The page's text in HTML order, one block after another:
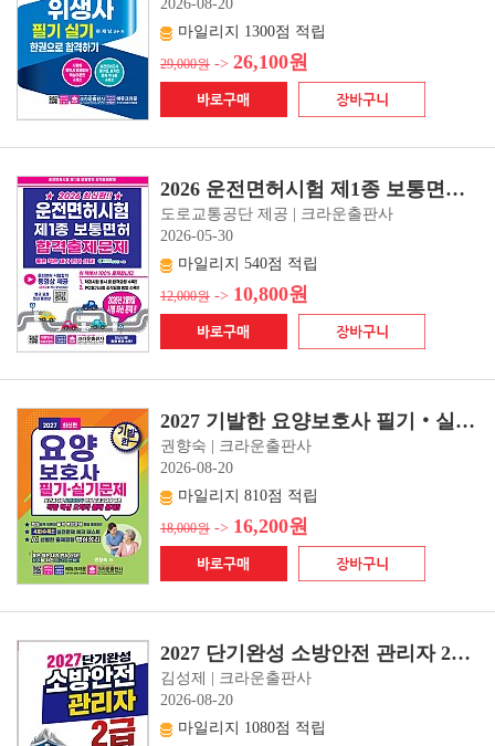
2026-08-20
마일리지 1300점 적립
29,000원 -> 26,100원
2026 운전면허시험 제1종 보통면허 합격출제문제(개정3판 1쇄) - 2026년 3월 9일 시행 최신문제 수록!!
도로교통공단 제공 | 크라운출판사
2026-05-30
마일리지 540점 적립
12,000원 -> 10,800원
2027 기발한 요양보호사 필기‧실기문제(개정7판 1쇄)
권향숙 | 크라운출판사
2026-08-20
마일리지 810점 적립
18,000원 -> 16,200원
2027 단기완성 소방안전 관리자 2급 8년간 출제문제(초판 1쇄)
김성제 | 크라운출판사
2026-08-20
마일리지 1080점 적립